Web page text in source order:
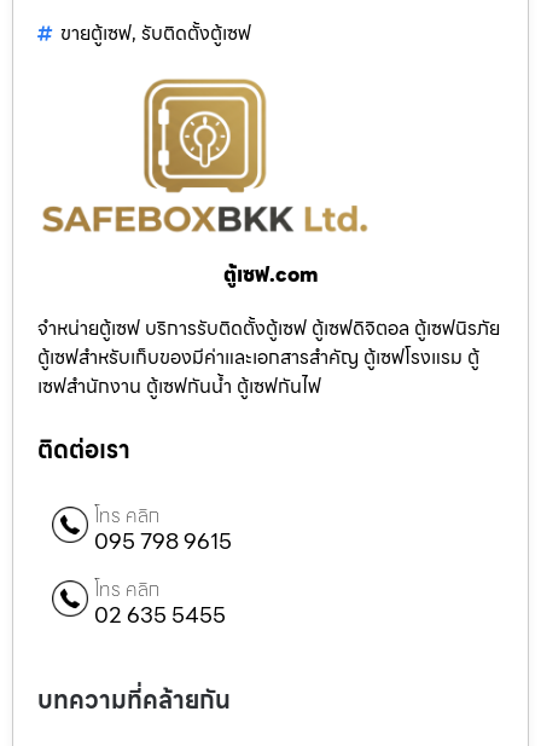
ขายตู้เซฟ, รับติดตั้งตู้เซฟ
ตู้เซฟ.com
จำหน่ายตู้เซฟ บริการรับติดตั้งตู้เซฟ ตู้เซฟดิจิตอล ตู้เซฟนิรภัย
ตู้เซฟสำหรับเก็บของมีค่าและเอกสารสำคัญ ตู้เซฟโรงแรม ตู้
เซฟสำนักงาน ตู้เซฟกันน้ำ ตู้เซฟกันไฟ
ติดต่อเรา
โทร คลิก
095 798 9615
โทร คลิก
02 635 5455
บทความที่คล้ายกัน